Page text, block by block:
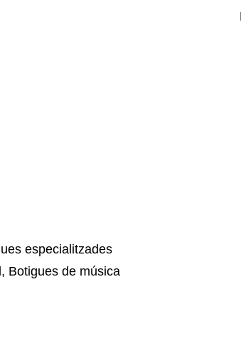
especialitzades
Botigues de música